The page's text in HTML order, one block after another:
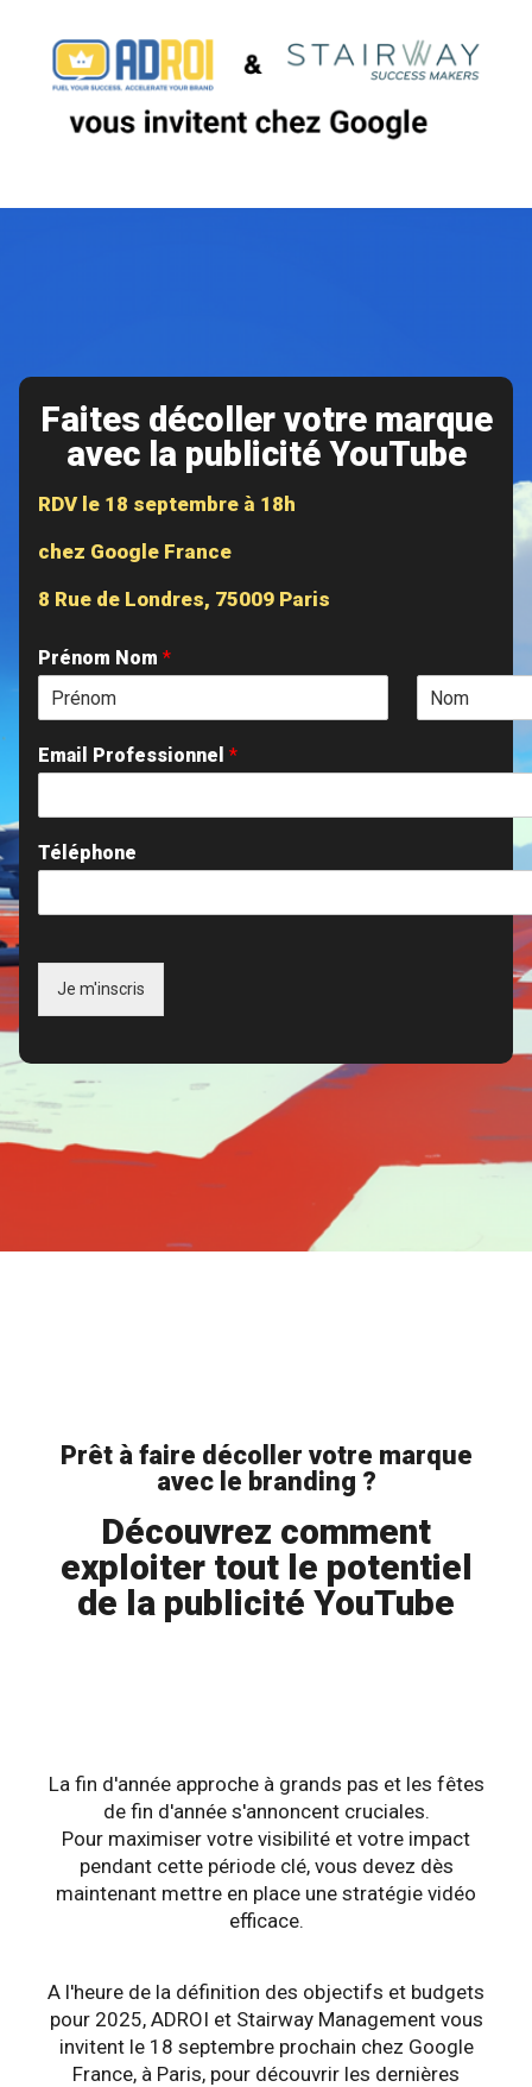
Faites décoller votre marque
avec la publicité YouTube
RDV le 18 septembre à 18h
chez Google France
8 Rue de Londres, 75009 Paris
Prénom Nom *
Email Professionnel *
Téléphone
Je m'inscris
Prêt à faire décoller votre marque
avec le branding ?
Découvrez comment
exploiter tout le potentiel
de la publicité YouTube
La fin d'année approche à grands pas et les fêtes
de fin d'année s'annoncent cruciales.
Pour maximiser votre visibilité et votre impact
pendant cette période clé, vous devez dès
maintenant mettre en place une stratégie vidéo
efficace.
A l'heure de la définition des objectifs et budgets
pour 2025, ADROI et Stairway Management vous
invitent le 18 septembre prochain chez Google
France, à Paris, pour découvrir les dernières